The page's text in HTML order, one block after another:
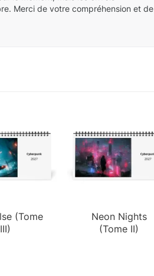
Merci de votre compréhension et de
(Tome
III)
Neon Nights
(Tome II)